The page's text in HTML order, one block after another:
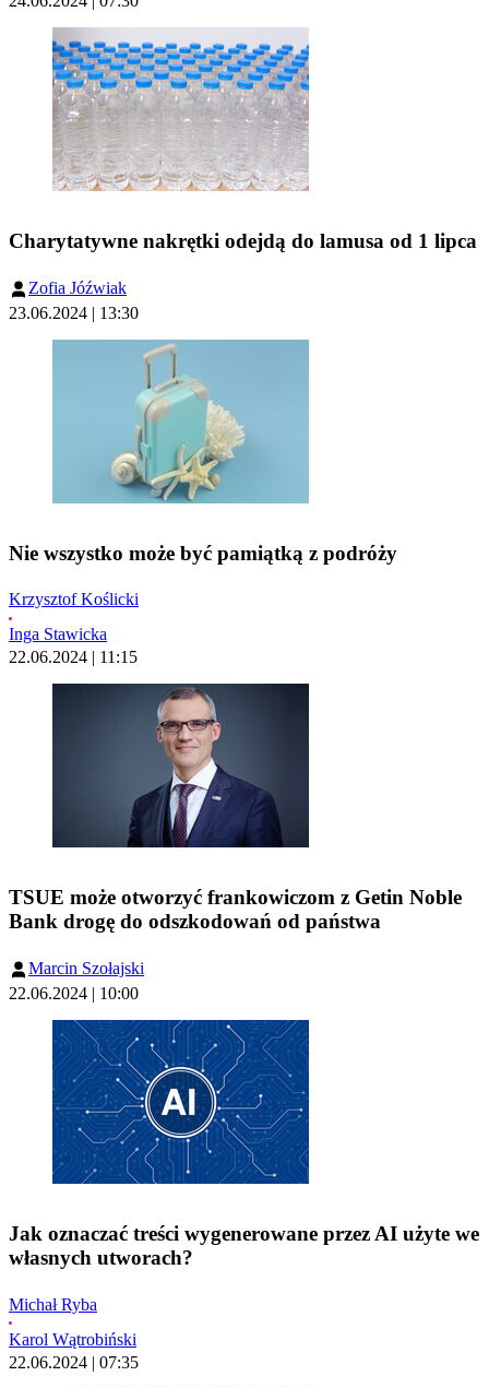
Charytatywne nakrętki odejdą do lamusa od 1 lipca
Zofia Jóźwiak
23.06.2024 | 13:30
Nie wszystko może być pamiątką z podróży
Krzysztof Koślicki
Inga Stawicka
22.06.2024 | 11:15
TSUE może otworzyć frankowiczom z Getin Noble
Bank drogę do odszkodowań od państwa
Marcin Szołajski
22.06.2024 | 10:00
Jak oznaczać treści wygenerowane przez AI użyte we
własnych utworach?
Michał Ryba
Karol Wątrobiński
22.06.2024 | 07:35